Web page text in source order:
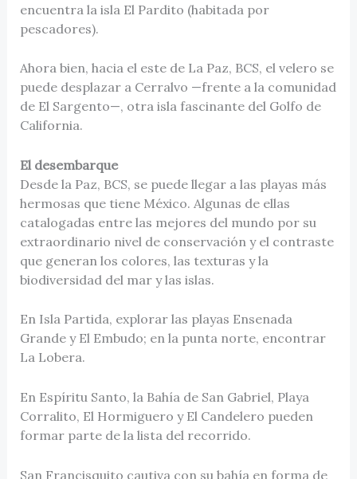
encuentra la isla El Pardito (habitada por
pescadores).
Ahora bien, hacia el este de La Paz, BCS, el velero se
puede desplazar a Cerralvo —frente a la comunidad
de El Sargento—, otra isla fascinante del Golfo de
California.
El desembarque
Desde la Paz, BCS, se puede llegar a las playas más
hermosas que tiene México. Algunas de ellas
catalogadas entre las mejores del mundo por su
extraordinario nivel de conservación y el contraste
que generan los colores, las texturas y la
biodiversidad del mar y las islas.
En Isla Partida, explorar las playas Ensenada
Grande y El Embudo; en la punta norte, encontrar
La Lobera.
En Espíritu Santo, la Bahía de San Gabriel, Playa
Corralito, El Hormiguero y El Candelero pueden
formar parte de la lista del recorrido.
San Francisquito cautiva con su bahía en forma de